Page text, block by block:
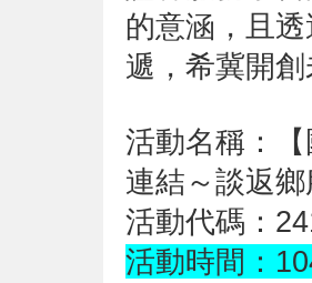
的意涵，且
遞，希冀開
活動名稱：
連結～談返
活動代碼：
活動時間：